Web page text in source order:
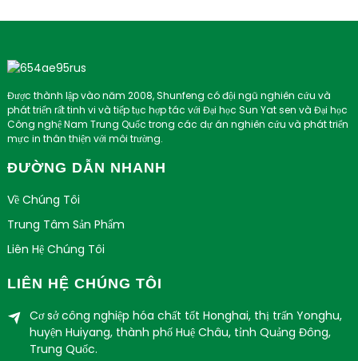
Được thành lập vào năm 2008, Shunfeng có đội ngũ nghiên cứu và
phát triển rất tinh vi và tiếp tục hợp tác với Đại học Sun Yat sen và Đại học
Công nghệ Nam Trung Quốc trong các dự án nghiên cứu và phát triển
mực in thân thiện với môi trường.
ĐƯỜNG DẪN NHANH
Về Chúng Tôi
Trung Tâm Sản Phẩm
Liên Hệ Chúng Tôi
LIÊN HỆ CHÚNG TÔI
Cơ sở công nghiệp hóa chất tốt Honghai, thị trấn Yonghu,
huyện Huiyang, thành phố Huệ Châu, tỉnh Quảng Đông,
Trung Quốc.